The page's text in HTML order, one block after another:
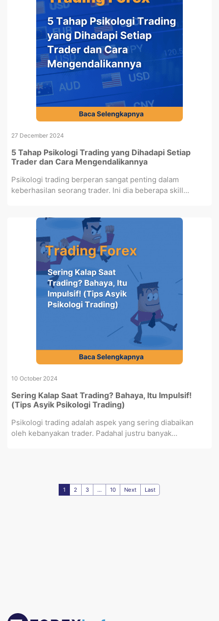
27 December 2024
5 Tahap Psikologi Trading yang Dihadapi Setiap
Trader dan Cara Mengendalikannya
Psikologi trading berperan sangat penting dalam
keberhasilan seorang trader. Ini dia beberapa skill...
10 October 2024
Sering Kalap Saat Trading? Bahaya, Itu Impulsif!
(Tips Asyik Psikologi Trading)
Psikologi trading adalah aspek yang sering diabaikan
oleh kebanyakan trader. Padahal justru banyak...
1 2 3 ... 10 Next Last